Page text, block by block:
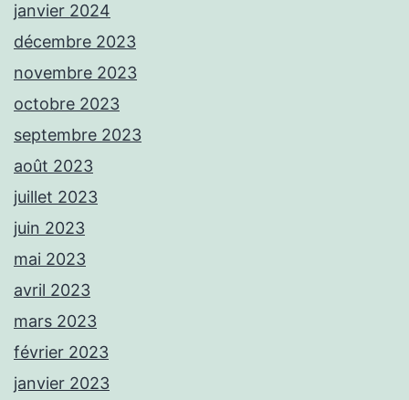
janvier 2024
décembre 2023
novembre 2023
octobre 2023
septembre 2023
août 2023
juillet 2023
juin 2023
mai 2023
avril 2023
mars 2023
février 2023
janvier 2023